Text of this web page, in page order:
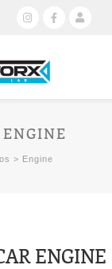
ENGINE
> Engine
ENGINE